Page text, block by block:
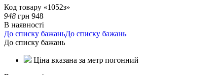
Код товару «1052з»
948 грн 948
В наявності
До списку бажаньДо списку бажань
До списку бажань
Ціна вказана за метр погонний